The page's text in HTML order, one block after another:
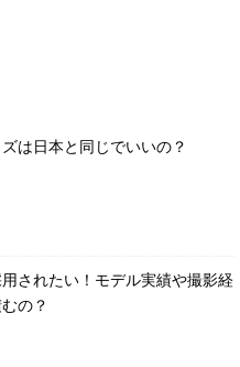
は日本と同じでいいの？
されたい！モデル実績や撮影経
の？